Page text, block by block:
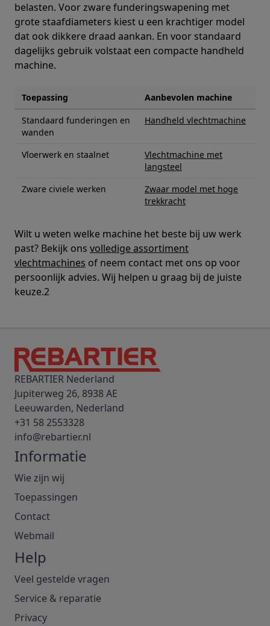
belasten. Voor zware funderingswapening met
grote staafdiameters kiest u een krachtiger model
dat ook dikkere draad aankan. En voor standaard
dagelijks gebruik volstaat een compacte handheld
machine.
Toepassing
Aanbevolen machine
Standaard funderingen en
wanden
Handheld vlechtmachine
Vloerwerk en staalnet
Vlechtmachine met
langsteel
Zware civiele werken
Zwaar model met hoge
trekkracht
Wilt u weten welke machine het beste bij uw werk
past? Bekijk ons volledige assortiment
vlechtmachines of neem contact met ons op voor
persoonlijk advies. Wij helpen u graag bij de juiste
keuze.2
REBARTIER Nederland
Jupiterweg 26, 8938 AE
Leeuwarden, Nederland
+31 58 2553328
info@rebartier.nl
Informatie
Wie zijn wij
Toepassingen
Contact
Webmail
Help
Veel gestelde vragen
Service & reparatie
Privacy